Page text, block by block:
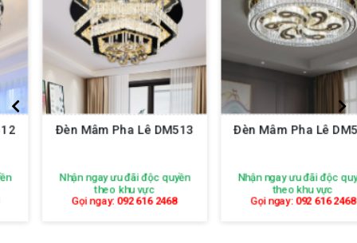
Đèn Mâm Pha Lê DM513
Nhận ngay ưu đãi độc quyền
theo khu vực
Gọi ngay:092 616 2468
Đèn Mâm Pha Lê DM514
Nhận ngay ưu đãi độc quyền
theo khu vực
Gọi ngay:092 616 2468